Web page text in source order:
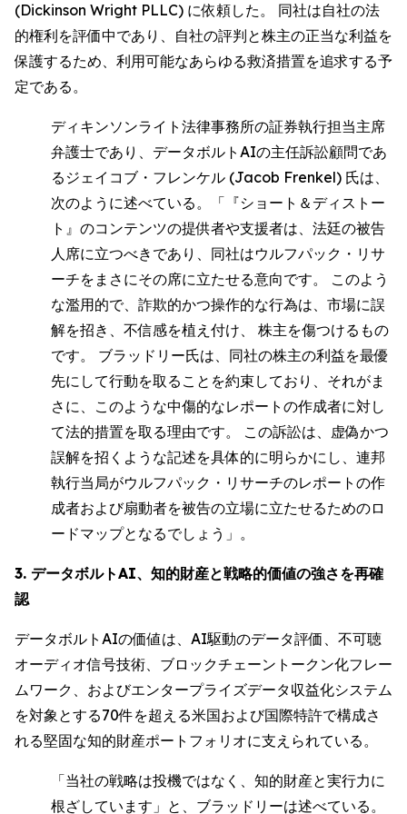
(Dickinson Wright PLLC) に依頼した。 同社は自社の法
的権利を評価中であり、自社の評判と株主の正当な利益を
保護するため、利用可能なあらゆる救済措置を追求する予
定である。
ディキンソンライト法律事務所の証券執行担当主席
弁護士であり、データボルトAIの主任訴訟顧問であ
るジェイコブ・フレンケル (Jacob Frenkel) 氏は、
次のように述べている。「『ショート＆ディストー
ト』のコンテンツの提供者や支援者は、法廷の被告
人席に立つべきであり、同社はウルフパック・リサ
ーチをまさにその席に立たせる意向です。 このよう
な濫用的で、詐欺的かつ操作的な行為は、市場に誤
解を招き、不信感を植え付け、 株主を傷つけるもの
です。 ブラッドリー氏は、同社の株主の利益を最優
先にして行動を取ることを約束しており、それがま
さに、このような中傷的なレポートの作成者に対し
て法的措置を取る理由です。 この訴訟は、虚偽かつ
誤解を招くような記述を具体的に明らかにし、連邦
執行当局がウルフパック・リサーチのレポートの作
成者および扇動者を被告の立場に立たせるためのロ
ードマップとなるでしょう」。
3. データボルトAI、知的財産と戦略的価値の強さを再確
認
データボルトAIの価値は、AI駆動のデータ評価、不可聴
オーディオ信号技術、ブロックチェーントークン化フレー
ムワーク、およびエンタープライズデータ収益化システム
を対象とする70件を超える米国および国際特許で構成さ
れる堅固な知的財産ポートフォリオに支えられている。
「当社の戦略は投機ではなく、知的財産と実行力に
根ざしています」と、ブラッドリーは述べている。